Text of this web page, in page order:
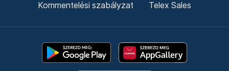
Kommentelési szabályzat Telex Sales